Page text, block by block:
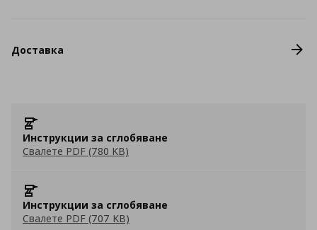
Доставка
Инструкции за сглобяване
Свалете PDF (780 KB)
Инструкции за сглобяване
Свалете PDF (707 KB)